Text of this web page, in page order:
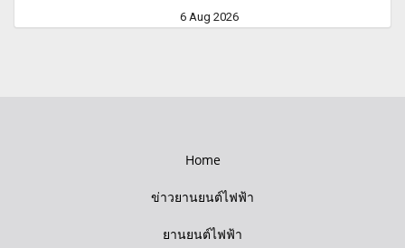
6 Aug 2026
Home
ข่าวยานยนต์ไฟฟ้า
ยานยนต์ไฟฟ้า